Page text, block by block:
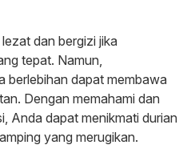
dan bergizi jika
tepat. Namun,
berlebihan dapat membawa
Dengan memahami dan
Anda dapat menikmati durian
yang merugikan.